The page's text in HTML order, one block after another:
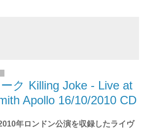
ク Killing Joke - Live at
Apollo 16/10/2010 CD
年ロンドン公演を収録したライヴ